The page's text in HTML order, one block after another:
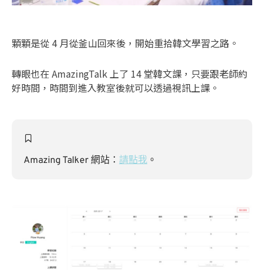
顆顆是從 4 月從釜山回來後，開始重拾韓文學習之路。
轉眼也在 AmazingTalk 上了 14 堂韓文課，只要跟老師約
好時間，時間到進入教室後就可以透過視訊上課。
Amazing Talker 網站： 請點我 。